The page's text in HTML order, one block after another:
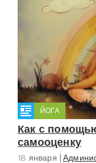
ЙОГА
Как с
самооценку
18 января